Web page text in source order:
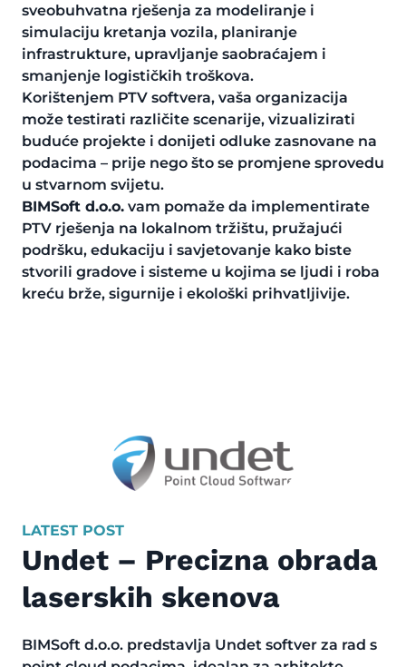
sveobuhvatna rješenja za modeliranje i
simulaciju kretanja vozila, planiranje
infrastrukture, upravljanje saobraćajem i
smanjenje logističkih troškova.
Korištenjem PTV softvera, vaša organizacija
može testirati različite scenarije, vizualizirati
buduće projekte i donijeti odluke zasnovane na
podacima – prije nego što se promjene sprovedu
u stvarnom svijetu.
BIMSoft d.o.o. vam pomaže da implementirate
PTV rješenja na lokalnom tržištu, pružajući
podršku, edukaciju i savjetovanje kako biste
stvorili gradove i sisteme u kojima se ljudi i roba
kreću brže, sigurnije i ekološki prihvatljivije.
LATEST POST
Undet – Precizna obrada
laserskih skenova
BIMSoft d.o.o. predstavlja Undet softver za rad s